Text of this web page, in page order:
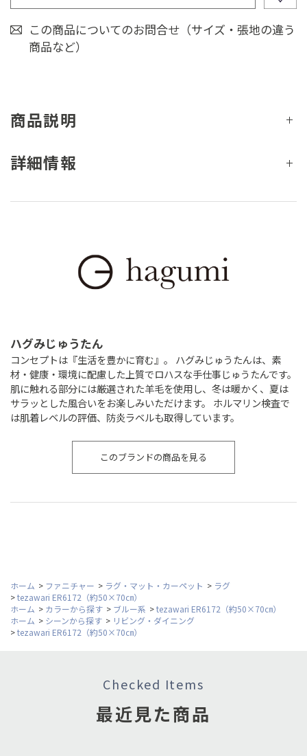
この商品についてのお問合せ（サイズ・張地の違う
商品など）
商品説明
詳細情報
ハグみじゅうたん
コンセプトは『生活を豊かに育む』。 ハグみじゅうたんは、素
材・健康・環境に配慮した上質でロハスな手仕事じゅうたんです。
肌に触れる部分には厳選された羊毛を使用し、冬は暖かく、夏は
サラッとした風合いをお楽しみいただけます。 ホルマリン検査で
は肌着レベルの評価、防炎ラベルも取得しています。
このブランドの商品を見る
ホーム > ファニチャー > ラグ・マット・カーペット > ラグ
>tezawari ER6172（約50×70㎝）
ホーム > カラーから探す > ブルー系 >tezawari ER6172（約50×70㎝）
ホーム > シーンから探す > リビング・ダイニング
>tezawari ER6172（約50×70㎝）
Checked Items
最近見た商品